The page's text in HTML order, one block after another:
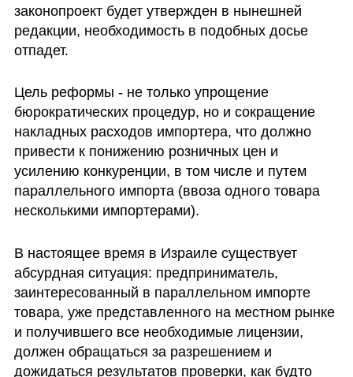
законопроект будет утвержден в нынешней
редакции, необходимость в подобных досье
отпадет.
Цель реформы - не только упрощение
бюрократических процедур, но и сокращение
накладных расходов импортера, что должно
привести к понижению розничных цен и
усилению конкуренции, в том числе и путем
параллельного импорта (ввоза одного товара
несколькими импортерами).
В настоящее время в Израиле существует
абсурдная ситуация: предприниматель,
заинтересованный в параллельном импорте
товара, уже представленного на местном рынке
и получившего все необходимые лицензии,
должен обращаться за разрешением и
дожидаться результатов проверки, как будто